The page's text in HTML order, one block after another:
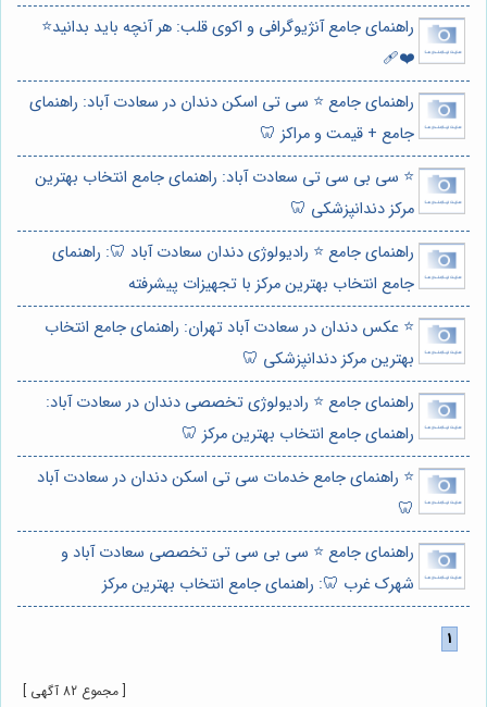
راهنمای جامع آنژیوگرافی و اکوی قلب: هر آنچه باید بدانید⭐️
❤️‍🩹
راهنمای جامع ⭐️ سی تی اسکن دندان در سعادت آباد: راهنمای
جامع + قیمت و مراکز 🦷
⭐️ سی بی سی تی سعادت آباد: راهنمای جامع انتخاب بهترین
مرکز دندانپزشکی 🦷
راهنمای جامع ⭐️ رادیولوژی دندان سعادت آباد 🦷: راهنمای
جامع انتخاب بهترین مرکز با تجهیزات پیشرفته
⭐️ عکس دندان در سعادت آباد تهران: راهنمای جامع انتخاب
بهترین مرکز دندانپزشکی 🦷
راهنمای جامع ⭐️ رادیولوژی تخصصی دندان در سعادت آباد:
راهنمای جامع انتخاب بهترین مرکز 🦷
⭐️ راهنمای جامع خدمات سی تی اسکن دندان در سعادت آباد
🦷
راهنمای جامع ⭐️ سی بی سی تی تخصصی سعادت آباد و
شهرک غرب 🦷: راهنمای جامع انتخاب بهترین مرکز
[ مجموع 82 آگهی ]